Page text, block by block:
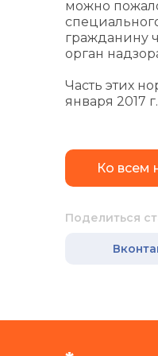
можно
гражданину
орган
Часть этих
января 2017
Ко всем
Поделиться